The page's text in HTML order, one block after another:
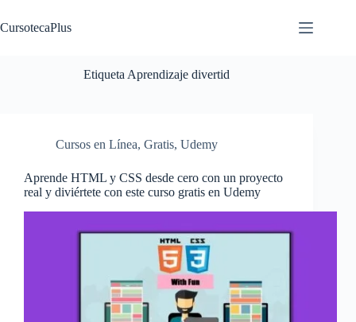
al
contenido
CursotecaPlus
Etiqueta Aprendizaje divertid
Cursos en Línea, Gratis, Udemy
Aprende HTML y CSS desde cero con un proyecto
real y diviértete con este curso gratis en Udemy